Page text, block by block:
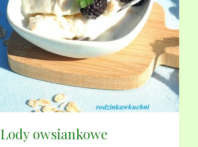
Lody owsiankowe